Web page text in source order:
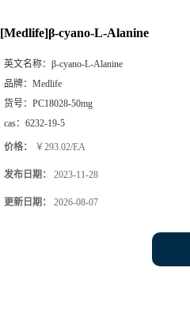
[Medlife]β-cyano-L-Alanine
英文名称： β-cyano-L-Alanine
品牌： Medlife
货号： PC18028-50mg
cas： 6232-19-5
价格： ￥293.02/EA
发布日期： 2023-11-28
更新日期： 2026-08-07